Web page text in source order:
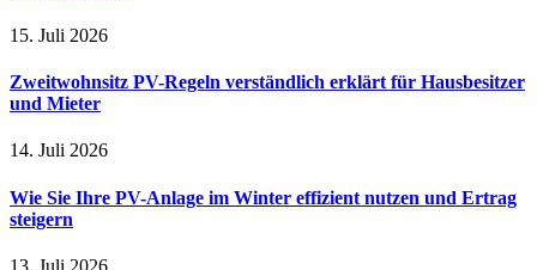
15. Juli 2026
Zweitwohnsitz PV-Regeln verständlich erklärt für Hausbesitzer
und Mieter
14. Juli 2026
Wie Sie Ihre PV-Anlage im Winter effizient nutzen und Ertrag
steigern
13. Juli 2026